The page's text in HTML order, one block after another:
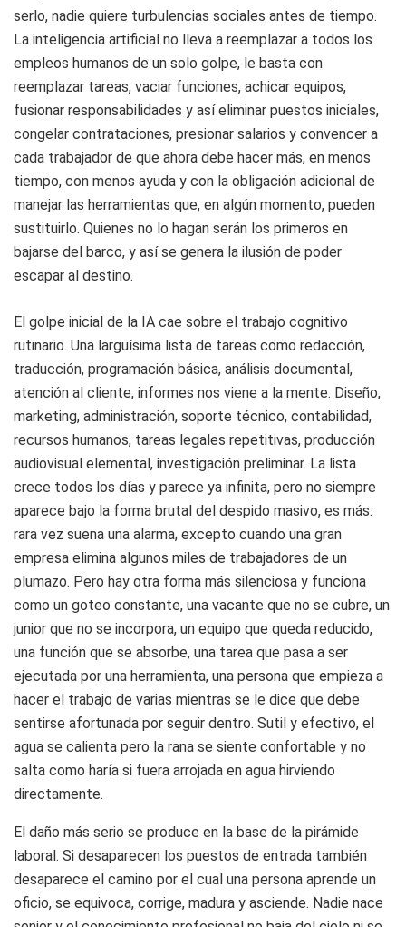
serlo, nadie quiere turbulencias sociales antes de tiempo.
La inteligencia artificial no lleva a reemplazar a todos los
empleos humanos de un solo golpe, le basta con
reemplazar tareas, vaciar funciones, achicar equipos,
fusionar responsabilidades y así eliminar puestos iniciales,
congelar contrataciones, presionar salarios y convencer a
cada trabajador de que ahora debe hacer más, en menos
tiempo, con menos ayuda y con la obligación adicional de
manejar las herramientas que, en algún momento, pueden
sustituirlo. Quienes no lo hagan serán los primeros en
bajarse del barco, y así se genera la ilusión de poder
escapar al destino.
El golpe inicial de la IA cae sobre el trabajo cognitivo
rutinario. Una larguísima lista de tareas como redacción,
traducción, programación básica, análisis documental,
atención al cliente, informes nos viene a la mente. Diseño,
marketing, administración, soporte técnico, contabilidad,
recursos humanos, tareas legales repetitivas, producción
audiovisual elemental, investigación preliminar. La lista
crece todos los días y parece ya infinita, pero no siempre
aparece bajo la forma brutal del despido masivo, es más:
rara vez suena una alarma, excepto cuando una gran
empresa elimina algunos miles de trabajadores de un
plumazo. Pero hay otra forma más silenciosa y funciona
como un goteo constante, una vacante que no se cubre, un
junior que no se incorpora, un equipo que queda reducido,
una función que se absorbe, una tarea que pasa a ser
ejecutada por una herramienta, una persona que empieza a
hacer el trabajo de varias mientras se le dice que debe
sentirse afortunada por seguir dentro. Sutil y efectivo, el
agua se calienta pero la rana se siente confortable y no
salta como haría si fuera arrojada en agua hirviendo
directamente.
El daño más serio se produce en la base de la pirámide
laboral. Si desaparecen los puestos de entrada también
desaparece el camino por el cual una persona aprende un
oficio, se equivoca, corrige, madura y asciende. Nadie nace